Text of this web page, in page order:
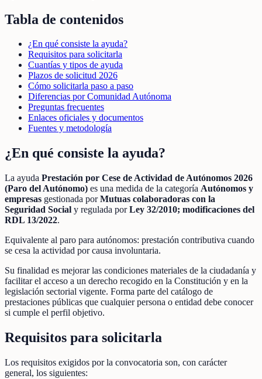
Tabla de contenidos
¿En qué consiste la ayuda?
Requisitos para solicitarla
Cuantías y tipos de ayuda
Plazos de solicitud 2026
Cómo solicitarla paso a paso
Diferencias por Comunidad Autónoma
Preguntas frecuentes
Enlaces oficiales y documentos
Fuentes y metodología
¿En qué consiste la ayuda?
La ayuda Prestación por Cese de Actividad de Autónomos 2026
(Paro del Autónomo) es una medida de la categoría Autónomos y
empresas gestionada porMutuas colaboradoras con la
Seguridad Social y regulada porLey 32/2010; modificaciones del
RDL 13/2022.
Equivalente al paro para autónomos: prestación contributiva cuando
se cesa la actividad por causa involuntaria.
Su finalidad es mejorar las condiciones materiales de la ciudadanía y
facilitar el acceso a un derecho recogido en la Constitución y en la
legislación sectorial vigente. Forma parte del catálogo de
prestaciones públicas que cualquier persona o entidad debe conocer
si cumple el perfil objetivo.
Requisitos para solicitarla
Los requisitos exigidos por la convocatoria son, con carácter
general, los siguientes: